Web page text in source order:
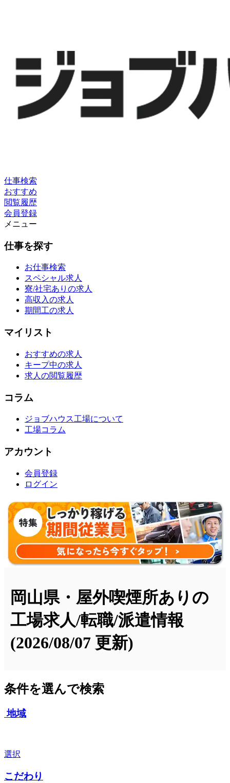
仕事検索
おすすめ
閲覧履歴
会員登録
メニュー
仕事を探す
お仕事検索
スペシャル求人
寮/社宅ありの求人
高収入の求人
期間工の求人
マイリスト
おすすめの求人
キープ中の求人
求人の閲覧履歴
コラム
ジョブハウス工場について
工場コラム
アカウント
会員登録
ログイン
岡山県・屋外喫煙所ありの
工場求人/転職/派遣情報
(2026/08/07 更新)
条件を選んで検索
地域
選択
こだわり